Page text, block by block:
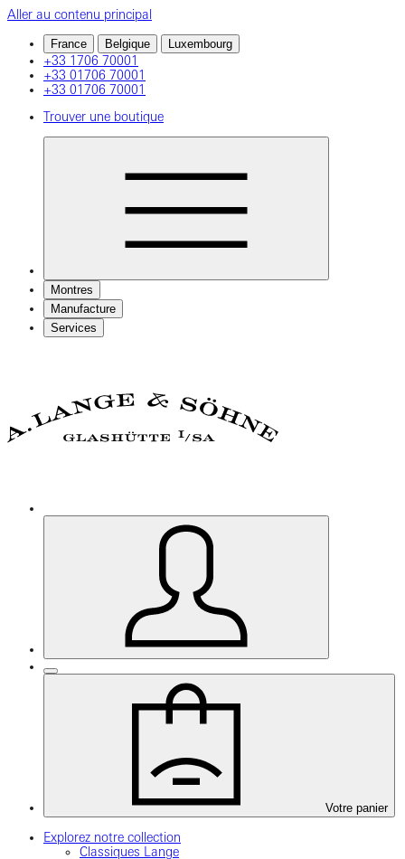
Aller au contenu principal
France Belgique Luxembourg
+33 1706 70001
+33 01706 70001
+33 01706 70001
Trouver une boutique
Montres
Manufacture
Services
Votre panier
Explorez notre collection
Classiques Lange